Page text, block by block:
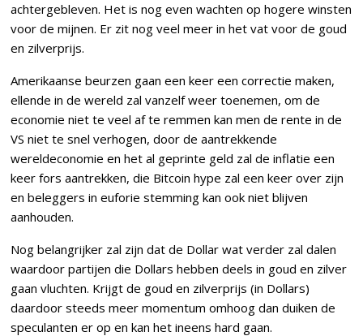
achtergebleven. Het is nog even wachten op hogere winsten
voor de mijnen. Er zit nog veel meer in het vat voor de goud
en zilverprijs.
Amerikaanse beurzen gaan een keer een correctie maken,
ellende in de wereld zal vanzelf weer toenemen, om de
economie niet te veel af te remmen kan men de rente in de
VS niet te snel verhogen, door de aantrekkende
wereldeconomie en het al geprinte geld zal de inflatie een
keer fors aantrekken, die Bitcoin hype zal een keer over zijn
en beleggers in euforie stemming kan ook niet blijven
aanhouden.
Nog belangrijker zal zijn dat de Dollar wat verder zal dalen
waardoor partijen die Dollars hebben deels in goud en zilver
gaan vluchten. Krijgt de goud en zilverprijs (in Dollars)
daardoor steeds meer momentum omhoog dan duiken de
speculanten er op en kan het ineens hard gaan.